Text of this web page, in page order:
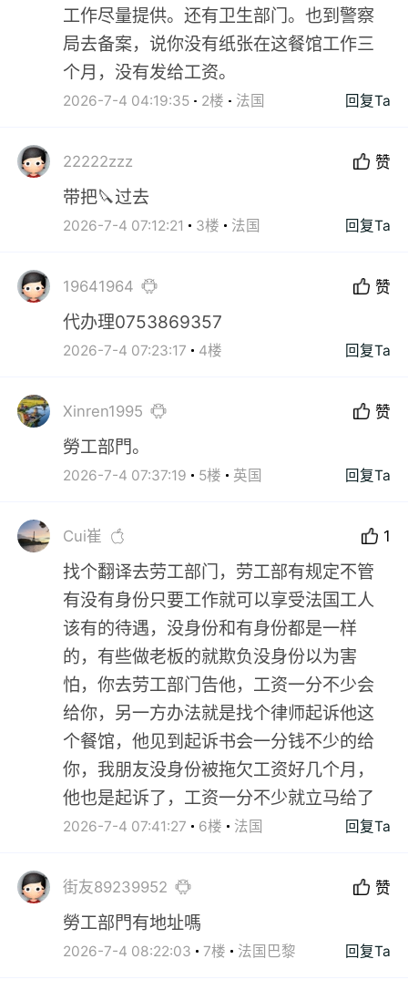
工作尽量提供。还有卫生部门。也到警察
局去备案，说你没有纸张在这餐馆工作三
个月，没有发给工资。
2026-7-4 04:19:35 2楼 法国 回复Ta
22222zzz 赞
带把🔪过去
2026-7-4 07:12:21 3楼 法国 回复Ta
19641964 赞
代办理0753869357
2026-7-4 07:23:17 4楼 回复Ta
Xinren1995 赞
勞工部門。
2026-7-4 07:37:19 5楼 英国 回复Ta
Cui崔 1
找个翻译去劳工部门，劳工部有规定不管
有没有身份只要工作就可以享受法国工人
该有的待遇，没身份和有身份都是一样
的，有些做老板的就欺负没身份以为害
怕，你去劳工部门告他，工资一分不少会
给你，另一方办法就是找个律师起诉他这
个餐馆，他见到起诉书会一分钱不少的给
你，我朋友没身份被拖欠工资好几个月，
他也是起诉了，工资一分不少就立马给了
2026-7-4 07:41:27 6楼 法国 回复Ta
街友89239952 赞
勞工部門有地址嗎
2026-7-4 08:22:03 7楼 法国巴黎 回复Ta